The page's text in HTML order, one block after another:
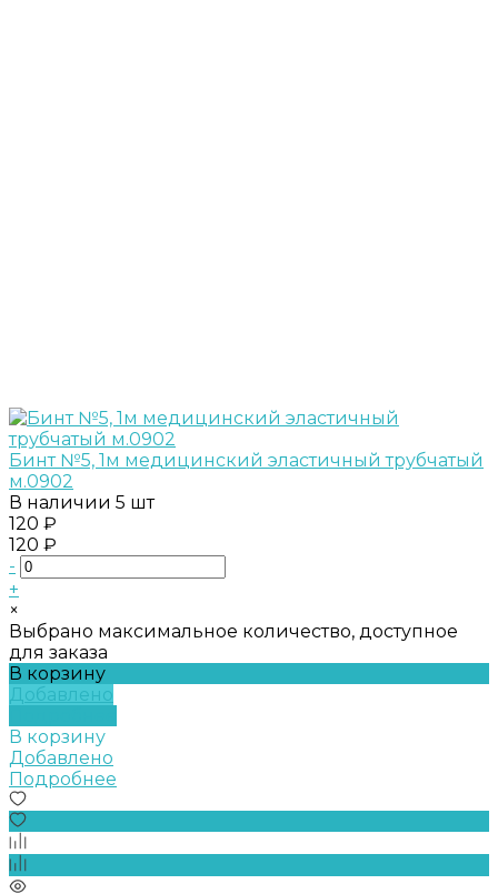
Бинт №5, 1м медицинский эластичный трубчатый
м.0902
В наличии 5 шт
120 ₽
120 ₽
-
+
×
Выбрано максимальное количество, доступное
для заказа
В корзину
Добавлено
В корзину
Добавлено
Подробнее